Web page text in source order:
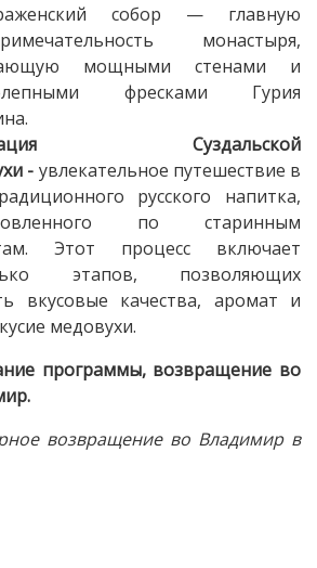
собор — главную
монастыря,
мощными стенами и
фресками Гурия
Суздальской
- увлекательное путешествие в
русского напитка,
по старинным
Этот процесс включает
этапов, позволяющих
вкусовые качества, аромат и
медовухи.
программы, возвращение во
возвращение во Владимир в